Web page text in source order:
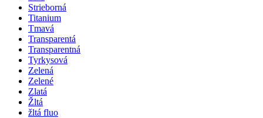
Strieborná
Titanium
Tmavá
Transparentá
Transparentná
Tyrkysová
Zelená
Zelené
Zlatá
Žltá
žltá fluo